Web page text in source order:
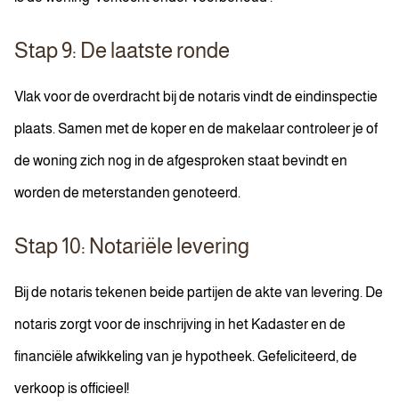
Stap 9: De laatste ronde
Vlak voor de overdracht bij de notaris vindt de eindinspectie
plaats. Samen met de koper en de makelaar controleer je of
de woning zich nog in de afgesproken staat bevindt en
worden de meterstanden genoteerd.
Stap 10: Notariële levering
Bij de notaris tekenen beide partijen de akte van levering. De
notaris zorgt voor de inschrijving in het Kadaster en de
financiële afwikkeling van je hypotheek. Gefeliciteerd, de
verkoop is officieel!